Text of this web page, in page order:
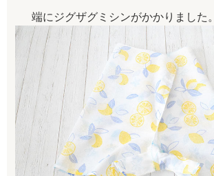
端にジグザグミシンがかかりました。